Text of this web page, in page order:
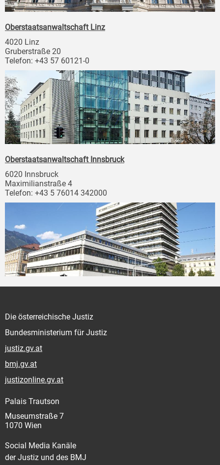
Oberstaatsanwaltschaft Linz
4020 Linz
Gruberstraße 20
Telefon: +43 57 60121-0
Oberstaatsanwaltschaft Innsbruck
6020 Innsbruck
Maximilianstraße 4
Telefon: +43 5 76014 342000
Die österreichische Justiz
Bundesministerium für Justiz
justiz.gv.at
bmj.gv.at
justizonline.gv.at
Palais Trautson
Museumstraße 7
1070 Wien
Social Media Kanäle
der Justiz und des BMJ